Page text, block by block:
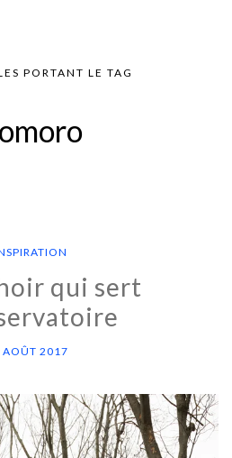
PORTANT LE TAG
qui sert
AOÛT 2017